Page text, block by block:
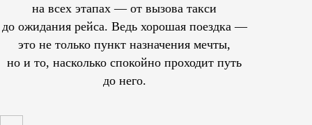
на всех этапах — от вызова такси
до ожидания рейса. Ведь хорошая поездка —
это не только пункт назначения мечты,
но и то, насколько спокойно проходит путь
до него.